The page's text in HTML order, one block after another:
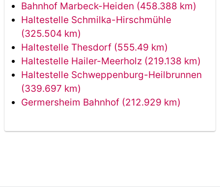
Bahnhof Marbeck-Heiden (458.388 km)
Haltestelle Schmilka-Hirschmühle
(325.504 km)
Haltestelle Thesdorf (555.49 km)
Haltestelle Hailer-Meerholz (219.138 km)
Haltestelle Schweppenburg-Heilbrunnen
(339.697 km)
Germersheim Bahnhof (212.929 km)